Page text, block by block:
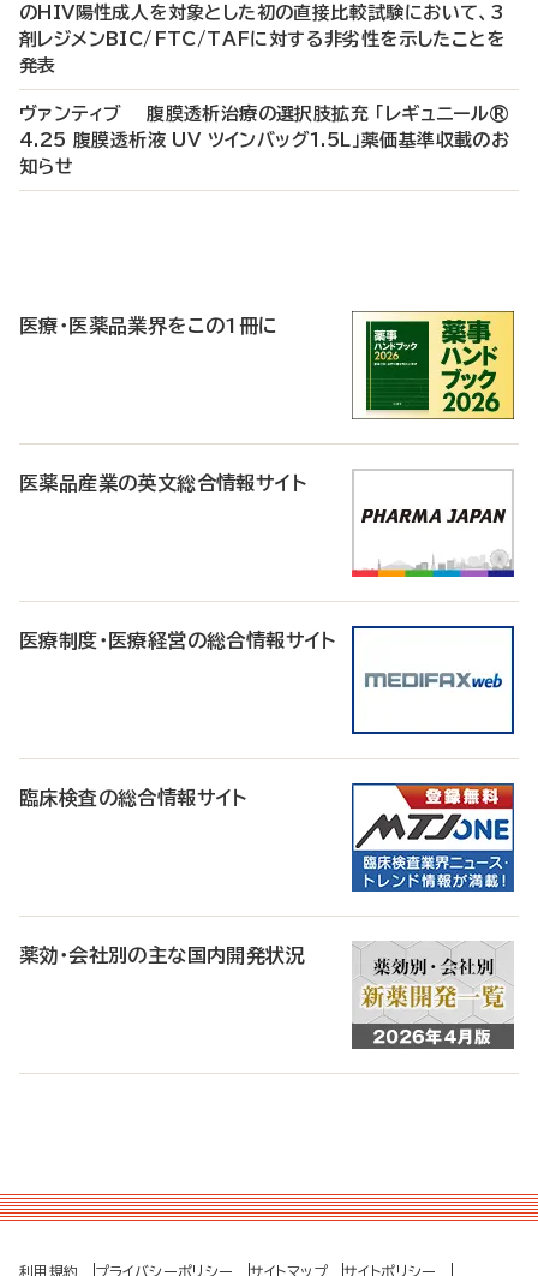
のHIV陽性成人を対象とした初の直接比較試験において、3
剤レジメンBIC/FTC/TAFに対する非劣性を示したことを
発表
ヴァンティブ 腹膜透析治療の選択肢拡充 「レギュニール®
4.25 腹膜透析液 UV ツインバッグ1.5L」薬価基準収載のお
知らせ
医療・医薬品業界をこの1冊に
医薬品産業の英文総合情報サイト
医療制度・医療経営の総合情報サイト
臨床検査の総合情報サイト
薬効・会社別の主な国内開発状況
利用規約 プライバシーポリシー サイトマップ サイトポリシー